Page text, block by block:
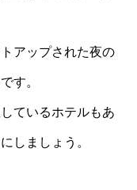
アップされた夜の
す。
ているホテルもあ
しましょう。